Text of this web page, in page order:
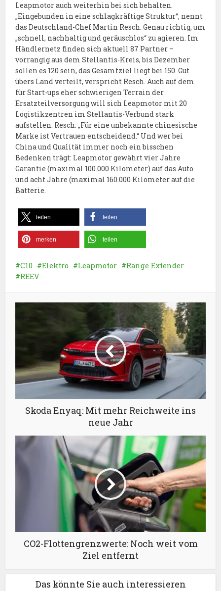
Leapmotor auch weiterhin bei sich behalten.
„Eingebunden in eine schlagkräftige Struktur“, nennt
das Deutschland-Chef Martin Resch. Genau richtig, um
„schnell, nachhaltig und geräuschlos“ zu agieren. Im
Händlernetz finden sich aktuell 87 Partner –
vorrangig aus dem Stellantis-Kreis, bis Dezember
sollen es 120 sein, das Gesamtziel liegt bei 150. Gut
übers Land verteilt, verspricht Resch. Auch auf dem
für Start-ups eher schwierigen Terrain der
Ersatzteilversorgung will sich Leapmotor mit 20
Logistikzentren im Stellantis-Verbund stark
aufstellen. Resch: „Für eine unbekannte chinesische
Marke ist Vertrauen entscheidend.“ Und wer bei
China und Qualität immer noch ein bisschen
Bedenken trägt: Leapmotor gewährt vier Jahre
Garantie (maximal 100.000 Kilometer) auf das Auto
und acht Jahre (maximal 160.000 Kilometer auf die
Batterie.
teilen teilen
merken teilen
C10 Elektro Leapmotor
Range Extender
REEV
Skoda Enyaq: Mit mehr Reichweite ins
neue Jahr
CO2-Flottengrenzwerte: Noch weit vom
Ziel entfernt
Das könnte Sie auch interessieren